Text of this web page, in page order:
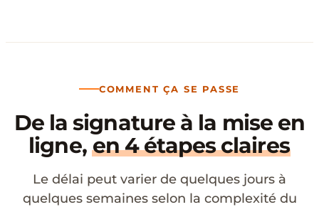
COMMENT ÇA SE PASSE
De la signature à la mise en
ligne, en 4 étapes claires
Le délai peut varier de quelques jours à
quelques semaines selon la complexité du